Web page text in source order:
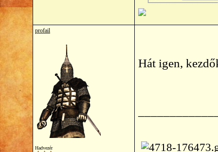
profail
Hadvezér
Hát igen,